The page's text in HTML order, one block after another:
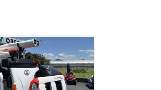
いう所も大きな決め手